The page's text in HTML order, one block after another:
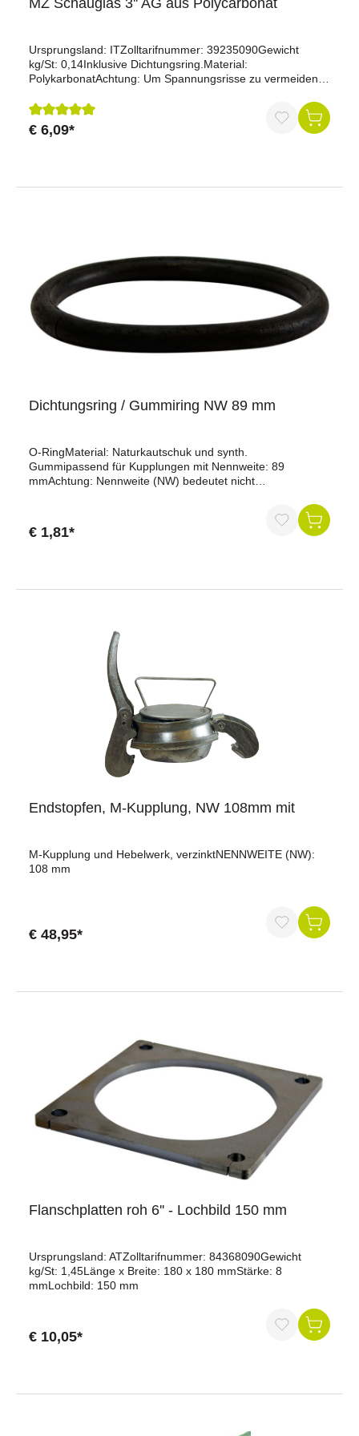
MZ Schauglas 3'' AG aus Polycarbonat
Ursprungsland: ITZolltarifnummer: 39235090Gewicht
kg/St: 0,14Inklusive Dichtungsring.Material:
PolykarbonatAchtung: Um Spannungsrisse zu vermeiden,
Schneidflüssigkeiten gereinigt werden. Der Kontakt mit
flüssigem Schutzlack muss unbedingt vermieden werden.
Reinigung mit Dampfstrahler keinesfalls über 70
Durchschnittliche Bewertung von 5 von 5 Sternen
€ 6,09*
Dichtungsring / Gummiring NW 89 mm
O-RingMaterial: Naturkautschuk und synth.
Gummipassend für Kupplungen mit Nennweite: 89
mmAchtung: Nennweite (NW) bedeutet nicht
mmOrig. Perrot =========BEACHTE: System Perrot ist
!!!=======================================
€ 1,81*
Endstopfen, M-Kupplung, NW 108mm mit
M-Kupplung und Hebelwerk, verzinktNENNWEITE (NW):
108 mm
€ 48,95*
Flanschplatten roh 6'' - Lochbild 150 mm
Ursprungsland: ATZolltarifnummer: 84368090Gewicht
kg/St: 1,45Länge x Breite: 180 x 180 mmStärke: 8
mmLochbild: 150 mm
€ 10,05*